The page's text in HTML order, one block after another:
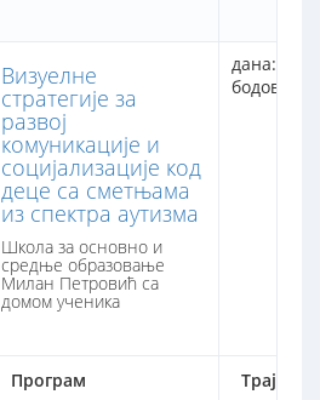
Програм Трајање
Визуелне
стратегије за
развој
комуникације и
социјализације код
деце са сметњама
из спектра аутизма
Школа за основно и
средње образовање
Милан Петровић са
домом ученика
дана: 1
бодова: 8